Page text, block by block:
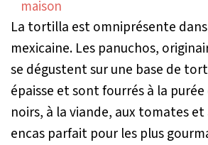
La tortilla est omniprésente
mexicaine. Les panuchos,
se dégustent sur une base de
épaisse et sont fourrés à la
noirs, à la viande, aux tomates et
encas parfait pour les plus